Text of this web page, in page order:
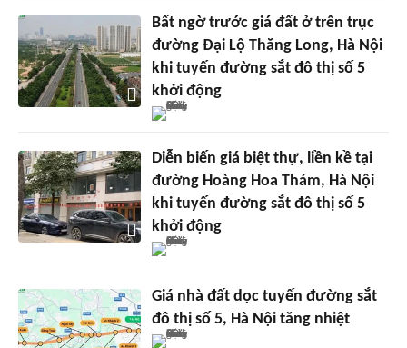
Bất ngờ trước giá đất ở trên trục
đường Đại Lộ Thăng Long, Hà Nội
khi tuyến đường sắt đô thị số 5
khởi động
Diễn biến giá biệt thự, liền kề tại
đường Hoàng Hoa Thám, Hà Nội
khi tuyến đường sắt đô thị số 5
khởi động
Giá nhà đất dọc tuyến đường sắt
đô thị số 5, Hà Nội tăng nhiệt